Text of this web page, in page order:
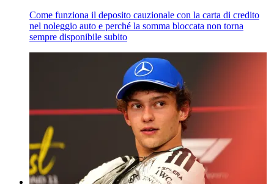
Come funziona il deposito cauzionale con la carta di credito
nel noleggio auto e perché la somma bloccata non torna
sempre disponibile subito